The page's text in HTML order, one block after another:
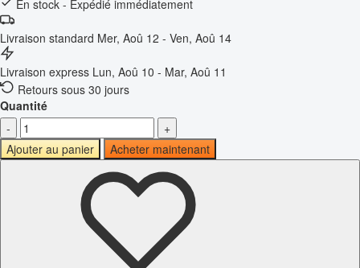
En stock - Expédié immédiatement
Livraison standard Mer, Aoû 12 - Ven, Aoû 14
Livraison express Lun, Aoû 10 - Mar, Aoû 11
Retours sous 30 jours
Quantité
-
+
Ajouter au panier
Acheter maintenant